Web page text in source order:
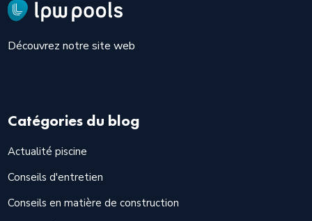
Découvrez notre site web
Catégories du blog
Actualité piscine
Conseils d'entretien
Conseils en matière de construction